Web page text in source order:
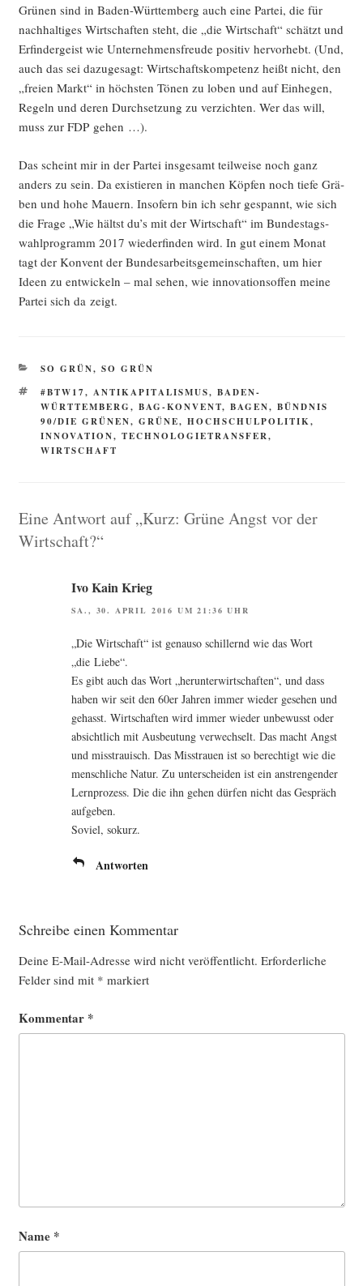
Grü­nen sind in Baden-Würt­tem­berg auch eine Par­tei, die für
nach­hal­ti­ges Wirt­schaf­ten steht, die „die Wirt­schaft“ schätzt und
Erfin­der­geist wie Unter­neh­mens­freu­de posi­tiv her­vor­hebt. (Und,
auch das sei dazu­ge­sagt: Wirt­schafts­kom­pe­tenz heißt nicht, den
„frei­en Markt“ in höchs­ten Tönen zu loben und auf Ein­he­gen,
Regeln und deren Durch­set­zung zu ver­zich­ten. Wer das will,
muss zur FDP gehen …).
Das scheint mir in der Par­tei ins­ge­samt teil­wei­se noch ganz
anders zu sein. Da exis­tie­ren in man­chen Köp­fen noch tie­fe Grä­
ben und hohe Mau­ern. Inso­fern bin ich sehr gespannt, wie sich
die Fra­ge „Wie hältst du’s mit der Wirt­schaft“ im Bun­des­tags­
wahl­pro­gramm 2017 wie­der­fin­den wird. In gut einem Monat
tagt der Kon­vent der Bun­des­ar­beits­ge­mein­schaf­ten, um hier
Ideen zu ent­wi­ckeln – mal sehen, wie inno­va­ti­ons­of­fen mei­ne
Par­tei sich da zeigt.
KATEGORIEN
SO GRÜN, SO GRÜN
SCHLAGWÖRTER
#BTW17, ANTIKAPITALISMUS, BADEN-
WÜRTTEMBERG, BAG-KONVENT, BAGEN, BÜNDNIS
90/DIE GRÜNEN, GRÜNE, HOCHSCHULPOLITIK,
INNOVATION, TECHNOLOGIETRANSFER,
WIRTSCHAFT
Eine Antwort auf „Kurz: Grüne Angst vor der
Wirtschaft?“
Ivo Kain Krieg
SA., 30. APRIL 2016 UM 21:36 UHR
„Die Wirt­schaft“ ist genau­so schil­lernd wie das Wort
„die Liebe“.
Es gibt auch das Wort „her­un­ter­wirt­schaf­ten“, und dass
haben wir seit den 60er Jah­ren immer wie­der gese­hen und
gehasst. Wirt­schaf­ten wird immer wie­der unbe­wusst oder
absicht­lich mit Aus­beu­tung ver­wech­selt. Das macht Angst
und miss­trau­isch. Das Miss­trau­en ist so berech­tigt wie die
mensch­li­che Natur. Zu unter­schei­den ist ein anstren­gen­der
Lern­pro­zess. Die die ihn gehen dür­fen nicht das Gespräch
aufgeben.
Soviel, sokurz.
Antworten
Schreibe einen Kommentar
Deine E-Mail-Adresse wird nicht veröffentlicht. Erforderliche
Felder sind mit * markiert
Kommentar *
Name *